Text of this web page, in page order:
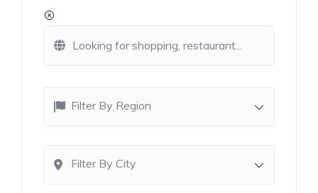
Filter By Region
Filter By City